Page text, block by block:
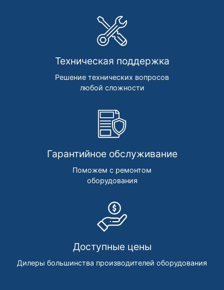
Техническая поддержка
Решение технических вопросов
любой сложности
Гарантийное обслуживание
Поможем с ремонтом
оборудования
Доступные цены
Дилеры большинства производителей оборудования